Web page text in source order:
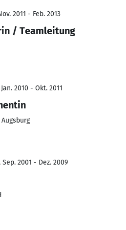
2011 - Feb. 2013
/ Teamleitung
2010 - Okt. 2011
2001 - Dez. 2009